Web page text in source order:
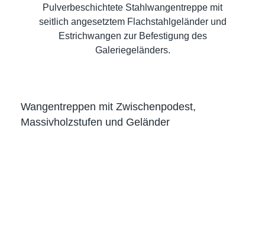
Wangentreppen mit Zwischenpodest,
Massivholzstufen und Geländer